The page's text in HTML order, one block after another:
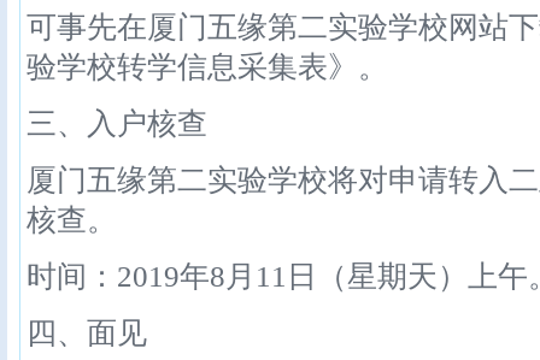
可事先在厦门五缘第二实验学校网站
验学校转学信息采集表》。
三、入户核查
厦门五缘第二实验学校将对申请转入
核查。
时间：2019年8月11日（星期天）上午
四、面见